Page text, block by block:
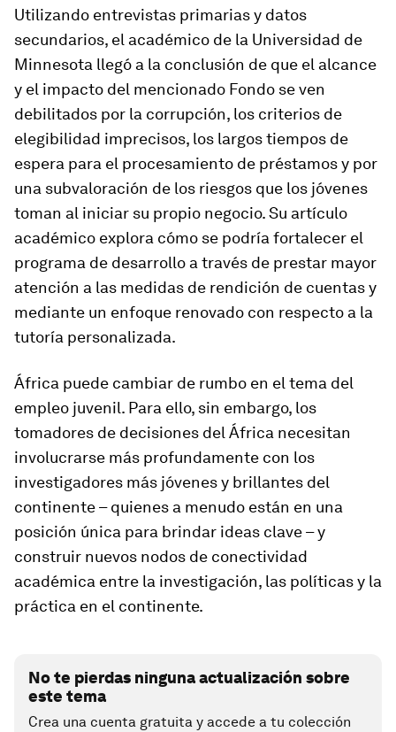
Utilizando entrevistas primarias y datos
secundarios, el académico de la Universidad de
Minnesota llegó a la conclusión de que el alcance
y el impacto del mencionado Fondo se ven
debilitados por la corrupción, los criterios de
elegibilidad imprecisos, los largos tiempos de
espera para el procesamiento de préstamos y por
una subvaloración de los riesgos que los jóvenes
toman al iniciar su propio negocio. Su artículo
académico explora cómo se podría fortalecer el
programa de desarrollo a través de prestar mayor
atención a las medidas de rendición de cuentas y
mediante un enfoque renovado con respecto a la
tutoría personalizada.
África puede cambiar de rumbo en el tema del
empleo juvenil. Para ello, sin embargo, los
tomadores de decisiones del África necesitan
involucrarse más profundamente con los
investigadores más jóvenes y brillantes del
continente – quienes a menudo están en una
posición única para brindar ideas clave – y
construir nuevos nodos de conectividad
académica entre la investigación, las políticas y la
práctica en el continente.
No te pierdas ninguna actualización sobre
este tema
Crea una cuenta gratuita y accede a tu colección